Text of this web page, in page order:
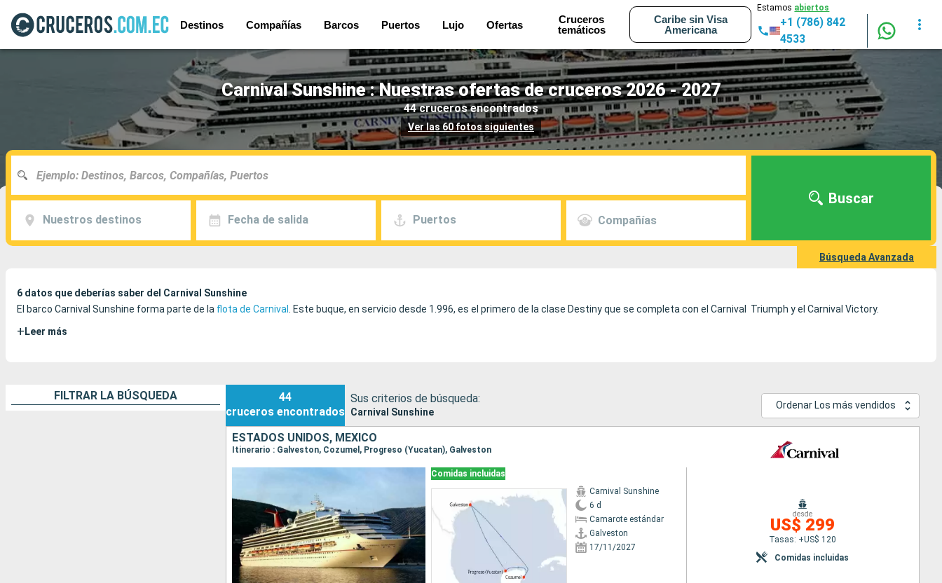
Destinos Compañías Barcos Puertos Lujo Ofertas
Cruceros
temáticos
Caribe sin Visa
Americana
Estamos abiertos
+1 (786) 842
4533
Carnival Sunshine : Nuestras ofertas de cruceros 2026 - 2027
44 cruceros encontrados
Ver las 60 fotos siguientes
Nuestros destinos Fecha de salida Puertos Compañías
Buscar
Búsqueda Avanzada
6 datos que deberías saber del Carnival Sunshine
El barco Carnival Sunshine forma parte de la flota de Carnival . Este buque, en servicio desde 1.996, es el primero de la clase Destiny que se completa con el Carnival Triumph y el Carnival Victory.
+ Leer más
FILTRAR LA BÚSQUEDA
44
cruceros encontrados
Sus criterios de búsqueda:
Carnival Sunshine
Ordenar Los más vendidos
ESTADOS UNIDOS, MÉXICO
Itinerario : Galveston, Cozumel, Progreso (Yucatan), Galveston
Comidas incluidas
Carnival Sunshine
6 d
Camarote estándar
Galveston
17/11/2027
desde
US$ 299
Tasas: +US$ 120
Comidas incluidas